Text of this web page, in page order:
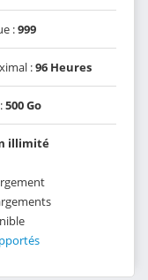
:999
:96 Heures
500 Go
illimité